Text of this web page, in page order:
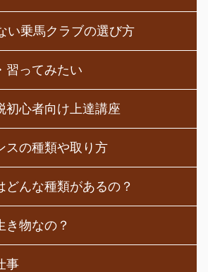
い乗馬クラブの選び方
習ってみたい
初心者向け上達講座
スの種類や取り方
どんな種類があるの？
き物なの？
事